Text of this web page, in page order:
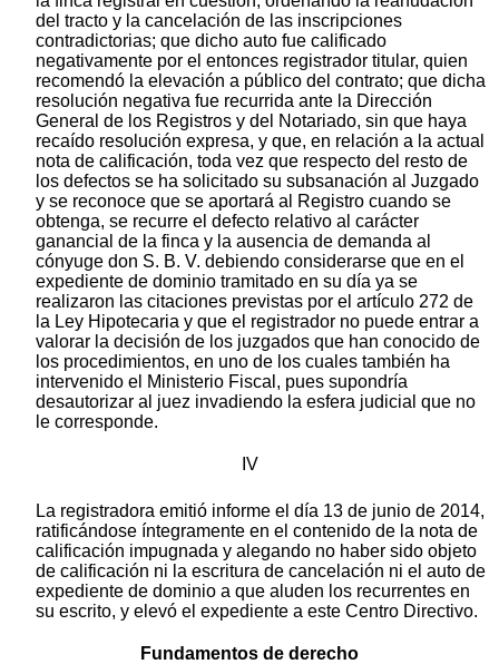
del tracto y la cancelación de las inscripciones
contradictorias; que dicho auto fue calificado
negativamente por el entonces registrador titular, quien
recomendó la elevación a público del contrato; que dicha
resolución negativa fue recurrida ante la Dirección
General de los Registros y del Notariado, sin que haya
recaído resolución expresa, y que, en relación a la actual
nota de calificación, toda vez que respecto del resto de
los defectos se ha solicitado su subsanación al Juzgado
y se reconoce que se aportará al Registro cuando se
obtenga, se recurre el defecto relativo al carácter
ganancial de la finca y la ausencia de demanda al
cónyuge don S. B. V. debiendo considerarse que en el
expediente de dominio tramitado en su día ya se
realizaron las citaciones previstas por el artículo 272 de
la Ley Hipotecaria y que el registrador no puede entrar a
valorar la decisión de los juzgados que han conocido de
los procedimientos, en uno de los cuales también ha
intervenido el Ministerio Fiscal, pues supondría
desautorizar al juez invadiendo la esfera judicial que no
le corresponde.
IV
La registradora emitió informe el día 13 de junio de 2014,
ratificándose íntegramente en el contenido de la nota de
calificación impugnada y alegando no haber sido objeto
de calificación ni la escritura de cancelación ni el auto de
expediente de dominio a que aluden los recurrentes en
su escrito, y elevó el expediente a este Centro Directivo.
Fundamentos de derecho